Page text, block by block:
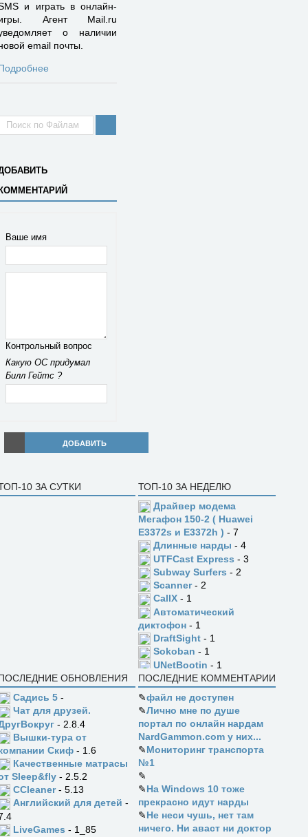
и играть в онлайн-
Агент Mail.ru
о наличии
email почты.
Ваше имя
Контрольный вопрос
Какую ОС придумал
Билл Гейтс ?
ДОБАВИТЬ
10 ЗА СУТКИ
ТОП-10 ЗА НЕДЕЛЮ
Драйвер модема
Мегафон 150-2 ( Huawei
E3372s и E3372h ) - 7
Длинные нарды - 4
UTFCast Express - 3
Subway Surfers - 2
Scanner- 2
CallX - 1
Автоматический
диктофон - 1
DraftSight - 1
Sokoban - 1
UNetBootin - 1
ОБНОВЛЕНИЯ
Садись 5 -
Чат для друзей.
- 2.8.4
Вышки-тура от
Скиф - 1.6
Качественные матрасы
Sleep&fly - 2.5.2
CCleaner- 5.13
Английский для детей -
LiveGames - 1_85
ПОСЛЕДНИЕ КОММЕНТАРИИ
✎файл не доступен
✎Лично мне по душе
портал по онлайн нардам
NardGammon.com у них...
✎Мониторинг транспорта
№1
✎
✎На Windows 10 тоже
прекрасно идут нарды
✎Не неси чушь, нет там
ничего. Ни аваст ни доктор